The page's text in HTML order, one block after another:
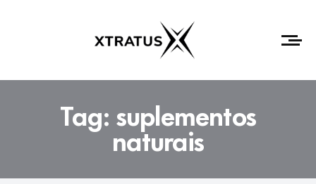
Tag:suplementos
naturais